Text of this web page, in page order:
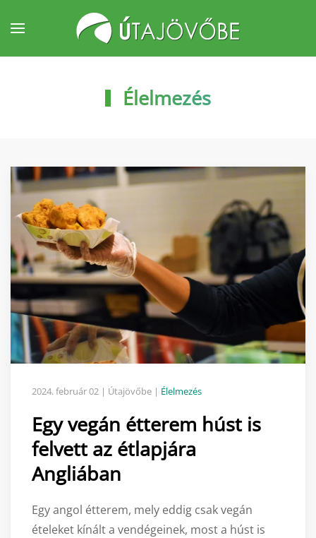
Fő tartalom átugrása
Élelmezés
2024. február 02 | Útajövőbe | Élelmezés
Egy vegán étterem húst is
felvett az étlapjára
Angliában
Egy angol étterem, mely eddig csak vegán
ételeket kínált a vendégeinek, most a húst is